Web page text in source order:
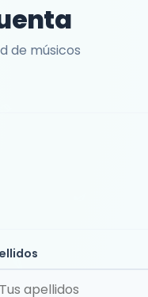
de músicos